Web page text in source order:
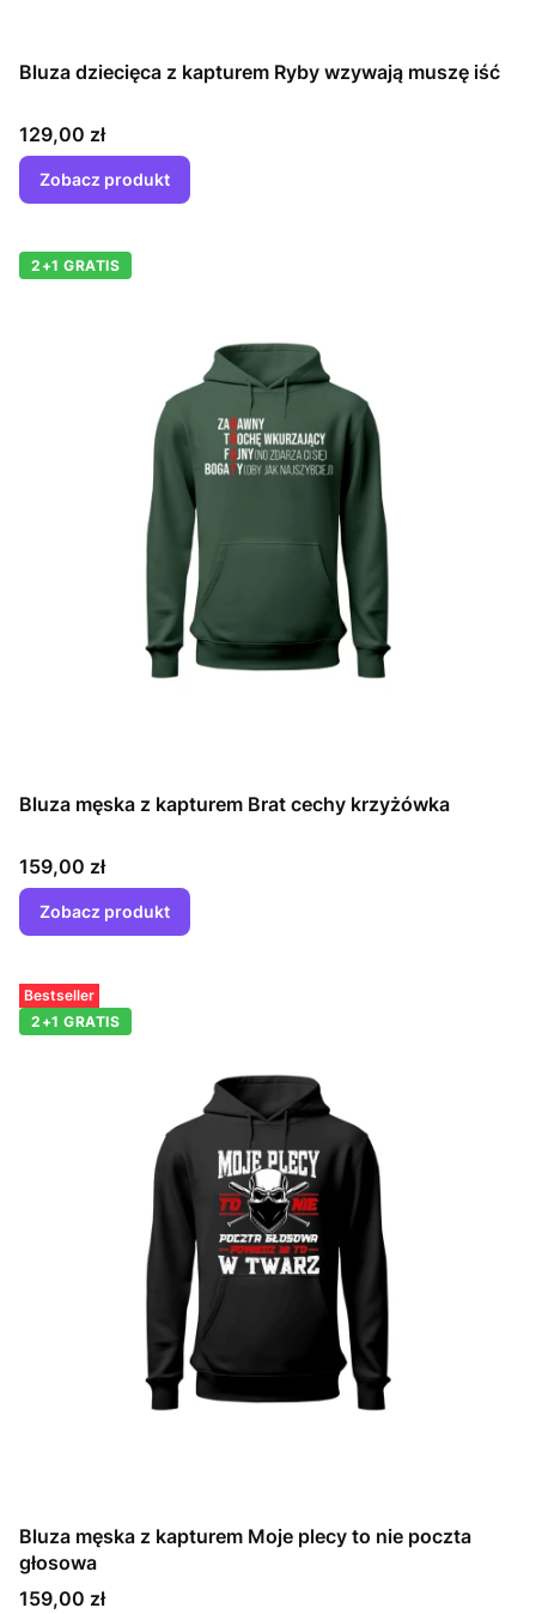
Bluza dziecięca z kapturem Ryby wzywają muszę iść
Cena
129,00 zł
Zobacz produkt
2+1 GRATIS
Bluza męska z kapturem Brat cechy krzyżówka
Cena
159,00 zł
Zobacz produkt
Bestseller
2+1 GRATIS
Bluza męska z kapturem Moje plecy to nie poczta
głosowa
Cena
159,00 zł